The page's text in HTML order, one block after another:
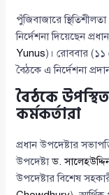
পুঁজিবাজারে
নির্দেশনা দিয়েছেন
Yunus)। রোববার
বৈঠকে এ নির্দেশনা
বৈঠকে
কর্মকর্তারা
প্রধান উপদেষ্টার
উপদেষ্টাড.
উপদেষ্টার বিশেষ